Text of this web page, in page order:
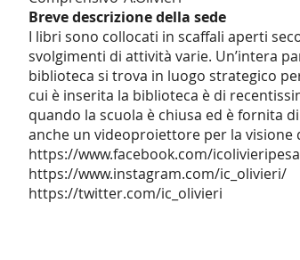
Breve descrizione della sede
I libri sono collocati in scaffali aperti
svolgimenti di attività varie. Un’intera
biblioteca si trova in luogo strategico
cui è inserita la biblioteca è di
quando la scuola è chiusa ed è fornita
anche un videoproiettore per la
https://www.facebook.com/
https://www.instagram.com/ic_olivieri/
https://twitter.com/ic_olivieri